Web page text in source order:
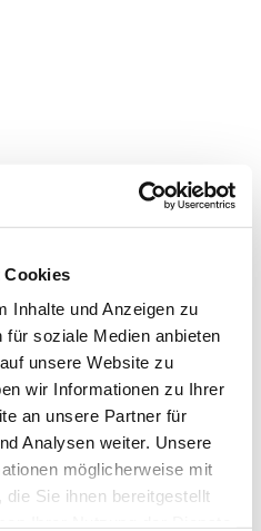
Cookies
Inhalte und Anzeigen zu
soziale Medien anbieten
unsere Website zu
wir Informationen zu Ihrer
an unsere Partner für
Analysen weiter. Unsere
möglicherweise mit
Sie ihnen bereitgestellt